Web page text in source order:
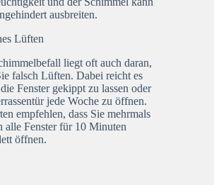
ausbreiten.
Lüften
liegt oft auch daran,
falsch Lüften. Dabei reicht es
Fenster gekippt zu lassen oder
jede Woche zu öffnen.
empfehlen, dass Sie mehrmals
alle Fenster für 10 Minuten
öffnen.